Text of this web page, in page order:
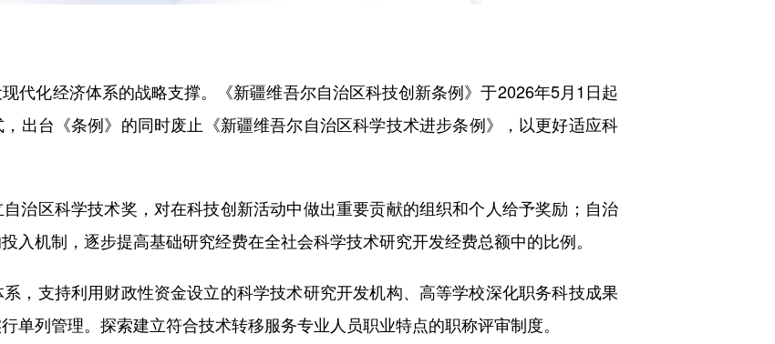
化经济体系的战略支撑。《新疆维吾尔自治区科技创新条例》于2026年5月1日起
出台《条例》的同时废止《新疆维吾尔自治区科学技术进步条例》，以更好适应科
区科学技术奖，对在科技创新活动中做出重要贡献的组织和个人给予奖励；自治
入机制，逐步提高基础研究经费在全社会科学技术研究开发经费总额中的比例。
支持利用财政性资金设立的科学技术研究开发机构、高等学校深化职务科技成果
单列管理。探索建立符合技术转移服务专业人员职业特点的职称评审制度。